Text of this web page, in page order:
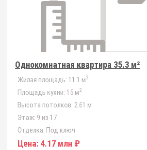
Однокомнатная квартира 35.3 м²
Жилая площадь: 11.1 м2
Площадь кухни: 15 м2
Высота потолков: 2.61 м
Этаж: 9 из 17
Отделка: Под ключ
Цена: 4.17 млн ₽